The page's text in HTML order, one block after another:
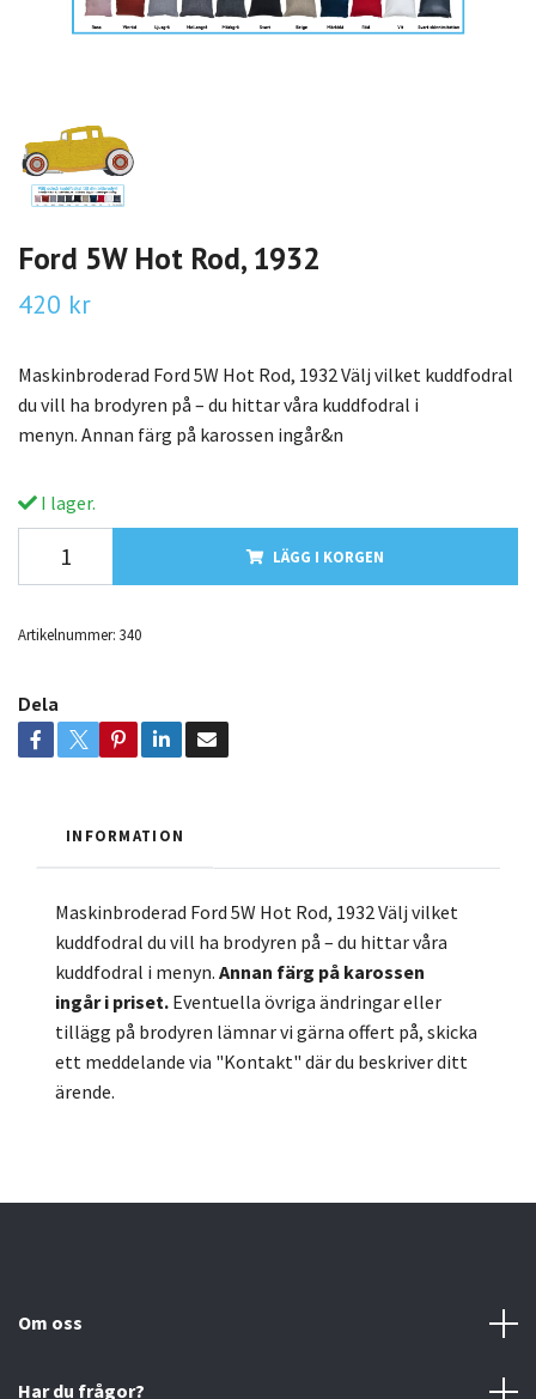
Ford 5W Hot Rod, 1932
420 kr
Maskinbroderad Ford 5W Hot Rod, 1932 Välj vilket kuddfodral
du vill ha brodyren på – du hittar våra kuddfodral i
menyn. Annan färg på karossen ingår&n
I lager.
LÄGG I KORGEN
Artikelnummer: 340
Dela
INFORMATION
Maskinbroderad Ford 5W Hot Rod, 1932Välj vilket
kuddfodral du vill ha brodyren på – du hittar våra
kuddfodral i menyn. Annan färg på karossen
ingåri priset. Eventuella övriga ändringar eller
tillägg på brodyren lämnar vi gärna offert på, skicka
ett meddelande via "Kontakt" där du beskriver ditt
ärende.
Om oss
Har du frågor?